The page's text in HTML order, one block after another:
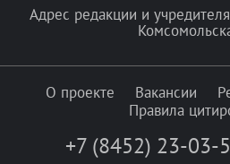
Адрес редакции и
О проекте Вакансии
Правила
+7 (8452) 23-03-